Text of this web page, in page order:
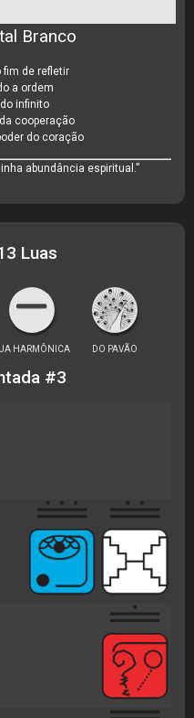
Branco
fim de refletir
a ordem
infinito
cooperação
do coração
abundância espiritual.”
Luas
HARMÔNICA DO PAVÃO
#3